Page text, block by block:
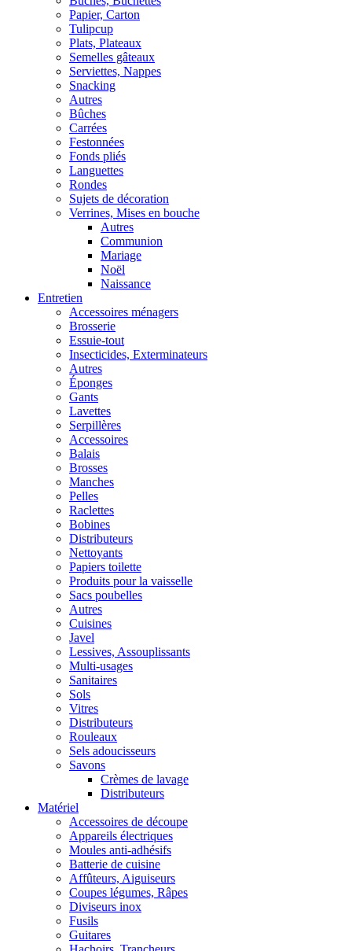
Papier, Carton
Tulipcup
Plats, Plateaux
Semelles gâteaux
Serviettes, Nappes
Snacking
Autres
Bûches
Carrées
Festonnées
Fonds pliés
Languettes
Rondes
Sujets de décoration
Verrines, Mises en bouche
Autres
Communion
Mariage
Noël
Naissance
Entretien
Accessoires ménagers
Brosserie
Essuie-tout
Insecticides, Exterminateurs
Autres
Éponges
Gants
Lavettes
Serpillères
Accessoires
Balais
Brosses
Manches
Pelles
Raclettes
Bobines
Distributeurs
Nettoyants
Papiers toilette
Produits pour la vaisselle
Sacs poubelles
Autres
Cuisines
Javel
Lessives, Assouplissants
Multi-usages
Sanitaires
Sols
Vitres
Distributeurs
Rouleaux
Sels adoucisseurs
Savons
Crèmes de lavage
Distributeurs
Matériel
Accessoires de découpe
Appareils électriques
Moules anti-adhésifs
Batterie de cuisine
Affûteurs, Aiguiseurs
Coupes légumes, Râpes
Diviseurs inox
Fusils
Guitares